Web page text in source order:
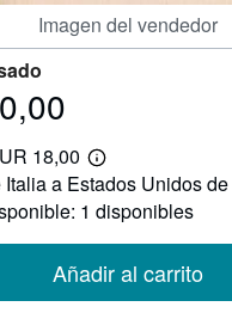
Imagen del vendedor
18,00
Más
información
sobre
las
envío
a Estados Unidos
1 disponibles
Añadir al carrito